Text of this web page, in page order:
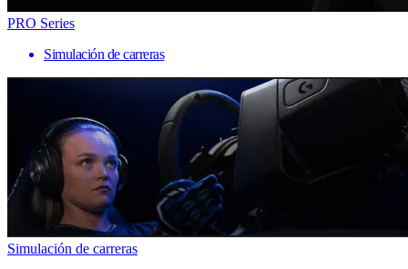
PRO Series
Simulación de carreras
Simulación de carreras